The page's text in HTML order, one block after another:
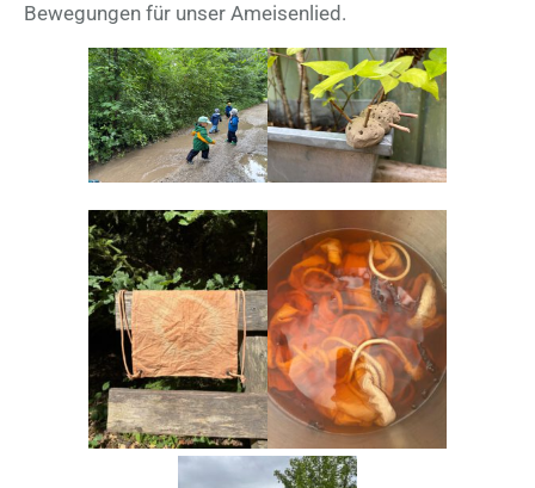
Bewegungen für unser Ameisenlied.